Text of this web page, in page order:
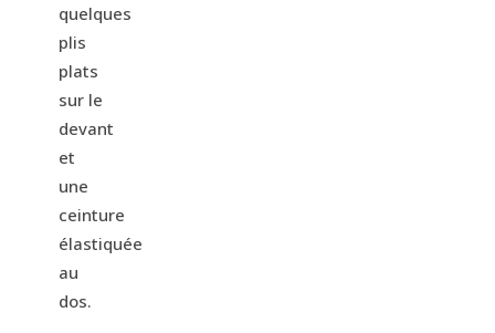
quelques
plis
plats
sur le
devant
et
une
ceinture
élastiquée
au
dos.